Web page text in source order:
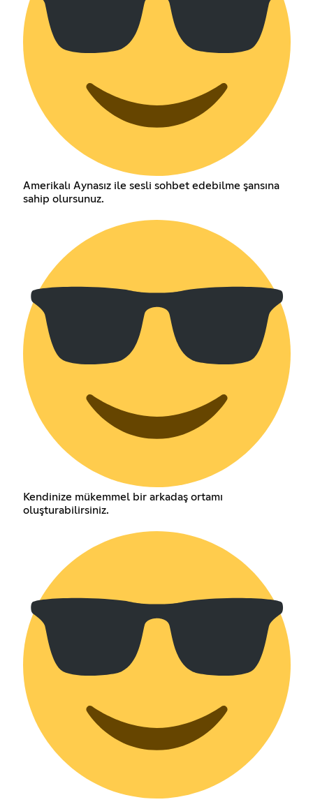
Amerikalı Aynasız ile sesli sohbet edebilme şansına
sahip olursunuz.
Kendinize mükemmel bir arkadaş ortamı
oluşturabilirsiniz.